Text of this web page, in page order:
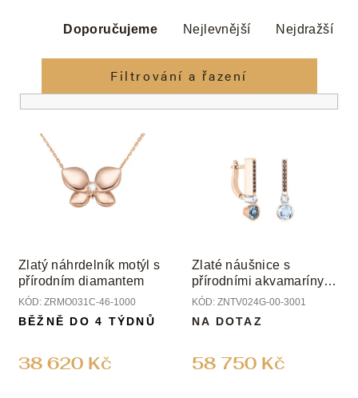
z
n
í
r
o
ů
Doporučujeme Nejlevnější Nejdražší
Filtrování a řazení
o
d
u
k
ů
Zlatý náhrdelník motýl s
přírodním diamantem
KÓD: ZRMO031C-46-1000
38 620 Kč
BĚŽNĚ DO 4 TÝDNŮ
Zlaté náušnice s
přírodními akvamaríny a
diamanty
KÓD: ZNTV024G-00-3001
58 750 Kč
NA DOTAZ